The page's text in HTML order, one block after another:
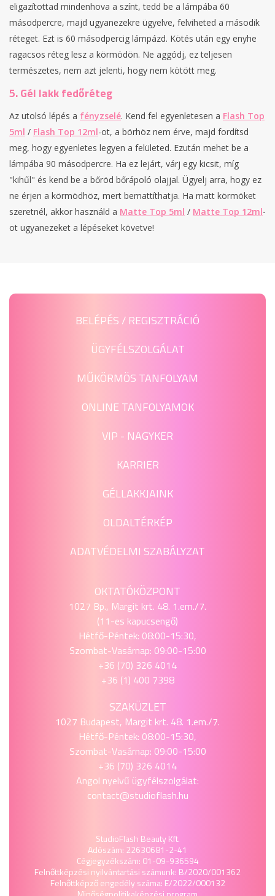
eligazítottad mindenhova a színt, tedd be a lámpába 60
másodpercre, majd ugyanezekre ügyelve, felviheted a második
réteget. Ezt is 60 másodpercig lámpázd. Kötés után egy enyhe
ragacsos réteg lesz a körmödön. Ne aggódj, ez teljesen
természetes, nem azt jelenti, hogy nem kötött meg.
5. Gél lakk fedőréteg
Az utolsó lépés a fényzselé. Kend fel egyenletesen a Flash Top
5ml / Flash Top 12ml-ot, a börhöz nem érve, majd fordítsd
meg, hogy egyenletes legyen a felületed. Ezután mehet be a
lámpába 90 másodpercre. Ha ez lejárt, várj egy kicsit, míg
"kihűl" és kend be a bőröd bőrápoló olajjal. Ügyelj arra, hogy ez
ne érjen a körmödhöz, mert bemattíthatja. Ha matt körmöket
szeretnél, akkor használd a Matte Top 5ml / Matte Top 12ml-
ot ugyanezeket a lépéseket követve!
BELÉPÉS / REGISZTRÁCIÓ
ÜGYFÉLSZOLGÁLAT
MŰKÖRMÖS TANFOLYAM
ONLINE TANFOLYAMOK
VIP - NAGYKER
KARRIER
GÉLLAKKJAINK
OLDALTÉRKÉP
ADATVÉDELMI SZABÁLYZAT
OKTATÓKÖZPONT
1027 Bp., Margit krt. 48. 1.em./7.
(11-es kapucsengő)
Hétfő-Péntek: 08:00-15:30,
Szombat-Vasárnap: 09:00-15:00
+36 (70) 326 4014
+36 (1) 400 7398
SZAKÜZLET
1027 Budapest, Margit krt. 48. 1.em./7.
Hétfő-Péntek: 08:00-15:30,
Szombat-Vasárnap: 09:00-15:00
+36 (70) 326 4014
Angol nyelvű ügyfélszolgálat:
contact@studioflash.hu
StudioFlash Beauty Kft.
Adószám: 22630681-2-41
Cégjegyzékszám: 01-09-936594
Felnőttképzési nyilvántartási számunk: B/2020/001362
Felnőttképző engedély száma: E/2022/000132